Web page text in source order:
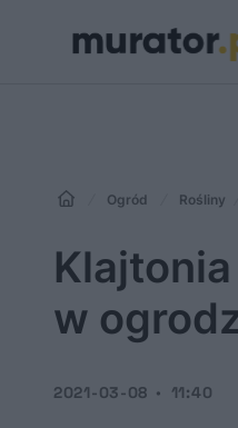
Ogród Rośliny
w
2021-03-08 11:40